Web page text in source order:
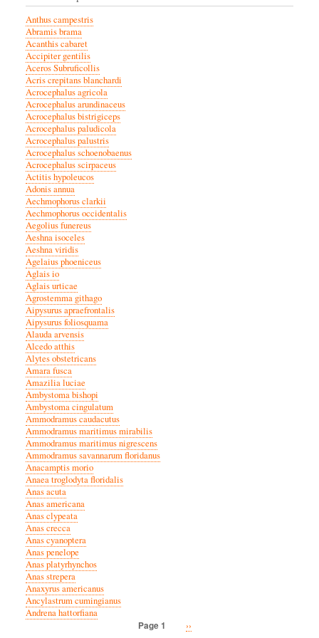
Anthus campestris
Abramis brama
Acanthis cabaret
Accipiter gentilis
Aceros Subruficollis
Acris crepitans blanchardi
Acrocephalus agricola
Acrocephalus arundinaceus
Acrocephalus bistrigiceps
Acrocephalus paludicola
Acrocephalus palustris
Acrocephalus schoenobaenus
Acrocephalus scirpaceus
Actitis hypoleucos
Adonis annua
Aechmophorus clarkii
Aechmophorus occidentalis
Aegolius funereus
Aeshna isoceles
Aeshna viridis
Agelaius phoeniceus
Aglais io
Aglais urticae
Agrostemma githago
Aipysurus apraefrontalis
Aipysurus foliosquama
Alauda arvensis
Alcedo atthis
Alytes obstetricans
Amara fusca
Amazilia luciae
Ambystoma bishopi
Ambystoma cingulatum
Ammodramus caudacutus
Ammodramus maritimus mirabilis
Ammodramus maritimus nigrescens
Ammodramus savannarum floridanus
Anacamptis morio
Anaea troglodyta floridalis
Anas acuta
Anas americana
Anas clypeata
Anas crecca
Anas cyanoptera
Anas penelope
Anas platyrhynchos
Anas strepera
Anaxyrus americanus
Ancylastrum cumingianus
Andrena hattorfiana
Page 1
Next
››